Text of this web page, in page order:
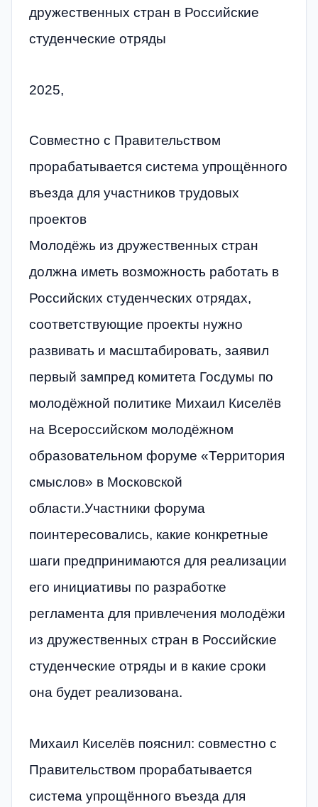
дружественных стран в Российские
студенческие отряды
2025,
Совместно с Правительством
прорабатывается система упрощённого
въезда для участников трудовых
проектов
Молодёжь из дружественных стран
должна иметь возможность работать в
Российских студенческих отрядах,
соответствующие проекты нужно
развивать и масштабировать, заявил
первый зампред комитета Госдумы по
молодёжной политике Михаил Киселёв
на Всероссийском молодёжном
образовательном форуме «Территория
смыслов» в Московской
области.Участники форума
поинтересовались, какие конкретные
шаги предпринимаются для реализации
его инициативы по разработке
регламента для привлечения молодёжи
из дружественных стран в Российские
студенческие отряды и в какие сроки
она будет реализована.
Михаил Киселёв пояснил: совместно с
Правительством прорабатывается
система упрощённого въезда для